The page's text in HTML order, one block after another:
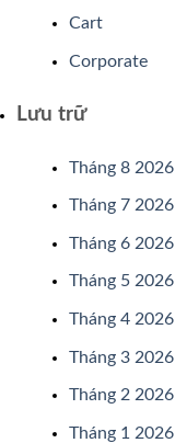
Cart
Corporate
Lưu trữ
Tháng 8 2026
Tháng 7 2026
Tháng 6 2026
Tháng 5 2026
Tháng 4 2026
Tháng 3 2026
Tháng 2 2026
Tháng 1 2026